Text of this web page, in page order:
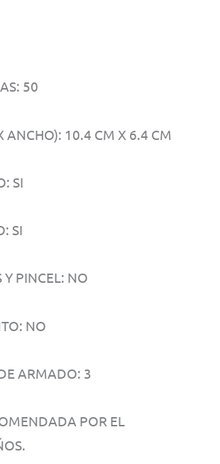
50
ANCHO): 10.4 CM X 6.4 CM
SI
SI
Y PINCEL: NO
NO
ARMADO: 3
POR EL